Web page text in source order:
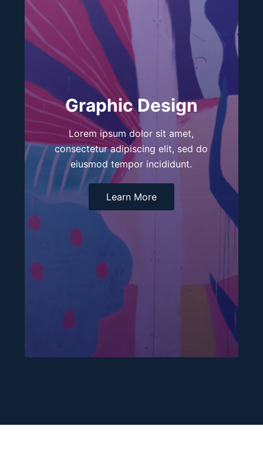
Graphic Design
Lorem ipsum dolor sit amet,
consectetur adipiscing elit, sed do
eiusmod tempor incididunt.
Learn More